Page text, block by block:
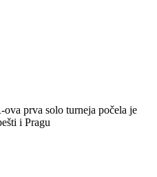
prva solo turneja počela je
i Pragu